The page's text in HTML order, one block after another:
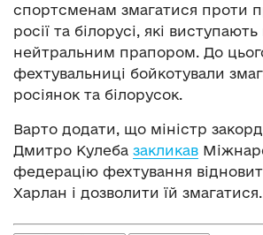
спортсменам змагатися проти
росії та білорусі, які виступають
нейтральним прапором. До цього
фехтувальниці бойкотували
росіянок та білорусок.
Варто додати, що міністр
Дмитро Кулеба закликав
федерацію фехтування
Харлан і дозволити їй змагатися.